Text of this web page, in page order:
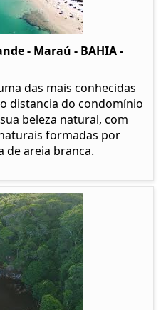
- Maraú - BAHIA -
das mais conhecidas
distancia do condomínio
beleza natural, com
formadas por
de areia branca.